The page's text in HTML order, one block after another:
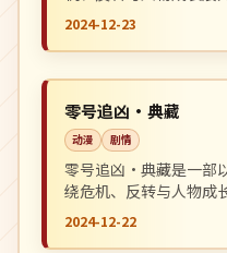
观看。
2024-12-23
英国
零号追凶·典藏
动漫 剧情
零号追凶·典藏是一部
绕危机、反转与人物成
推荐观看。
2024-12-22